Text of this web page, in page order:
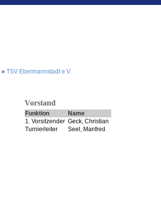
» TSV Ebermannstadt e.V.
Vorstand
Funktion
Name
1. Vorsitzender Geck, Christian
Turnierleiter
Seel, Manfred